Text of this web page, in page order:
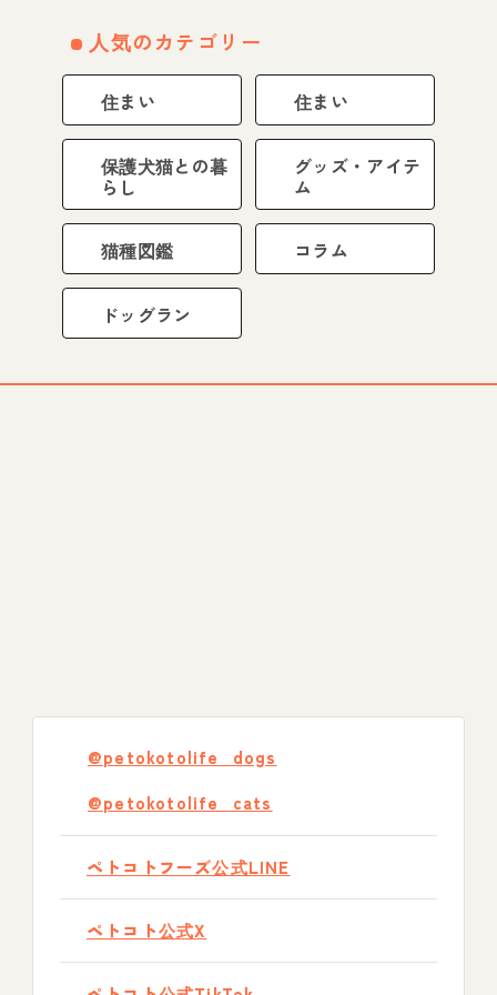
人気のカテゴリー
住まい 住まい
保護犬猫との暮
らし
グッズ・アイテ
ム
猫種図鑑 コラム
ドッグラン
@petokotolife_dogs
@petokotolife_cats
ペトコトフーズ公式LINE
ペトコト公式X